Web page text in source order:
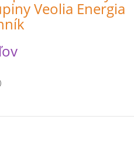
Veolia Energia